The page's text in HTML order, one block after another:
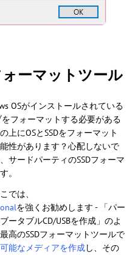
ーマットツール
OSがインストールされている
フォーマットする必要がある
上にOSとSSDをフォーマット
性があります？心配しないで
サードパーティのSSDフォーマ
。
では、
を強くお勧めします - 「パー
ータブルCD/USBを作成」のよ
高のSSDフォーマットツールで
能なメディアを作成し、その